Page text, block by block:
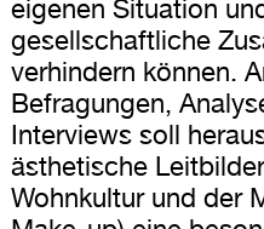
eigenen Situation
gesellschaftliche
verhindern können.
Befragungen,
Interviews soll
ästhetische
Wohnkultur und der